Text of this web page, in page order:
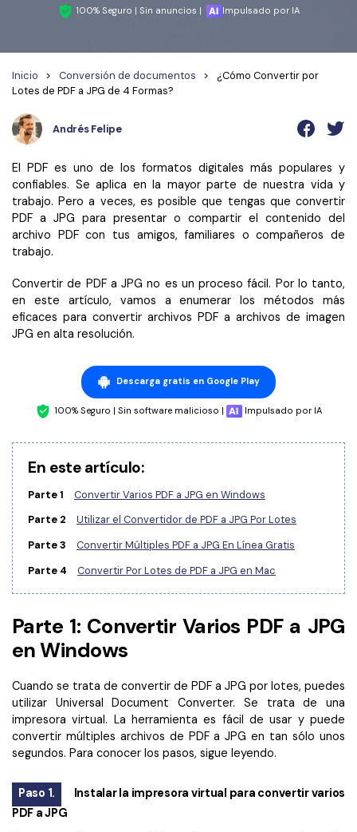
PDF online Nuevo
Comprimir PDF
Combinar PDF
Convertir Word a PDF
Lector de IA
Personales
Editar PDF
Organizar PDF
Recortar PDF
Profesionales
Formulario de PDF
eSign PDF
PDF por lotes
Nuevo
PDF OCR
Proteger PDF
Compartir PDF
Soluciones completas
Servicio de TI
Legal
Sanidad
Finanzas
Gobierno
Publicación
Freelancer
Explicar PDF con IA
Chat IA con documentos
Todas las herramientas de IA
Edición de PDF
Segurirdad de PDF
Softwares de PDF
Trucos para Mac
Trucos para Windows
Trucos para móviles
Ver más
¿Por qué PDFelement?
Historias de clientes
Comparación de software
Usar mejor PDFelement
¿Qué hay de nuevo?
Especificaciones técnicas
Soporte de contacto
Guía del usuario
PDFelement para Windows
PDFelement para Mac
Videos tutoriales
PDFelement para iOS
PDFelement para Android
Centro de conocimiento
Explorar más
100% Seguro | Sin anuncios | Impulsado por IA
Inicio > Conversión de documentos >
¿Cómo Convertir por
Lotes de PDF a JPG de 4 Formas?
Andrés Felipe
El PDF es uno de los formatos digitales más populares y
confiables. Se aplica en la mayor parte de nuestra vida y
trabajo. Pero a veces, es posible que tengas que convertir
PDF a JPG para presentar o compartir el contenido del
archivo PDF con tus amigos, familiares o compañeros de
trabajo.
Convertir de PDF a JPG no es un proceso fácil. Por lo tanto,
en este artículo, vamos a enumerar los métodos más
eficaces para convertir archivos PDF a archivos de imagen
JPG en alta resolución.
Descarga gratis en Google Play
100% Seguro | Sin software malicioso | Impulsado por IA
En este artículo:
Parte 1
Convertir Varios PDF a JPG en Windows
Parte 2
Utilizar el Convertidor de PDF a JPG Por Lotes
Parte 3
Convertir Múltiples PDF a JPG En Línea Gratis
Parte 4
Convertir Por Lotes de PDF a JPG en Mac
Parte 1: Convertir Varios PDF a JPG
en Windows
Cuando se trata de convertir de PDF a JPG por lotes, puedes
utilizar Universal Document Converter. Se trata de una
impresora virtual. La herramienta es fácil de usar y puede
convertir múltiples archivos de PDF a JPG en tan sólo unos
segundos. Para conocer los pasos, sigue leyendo.
Paso 1.
Instalar la impresora virtual para convertir varios
PDF a JPG